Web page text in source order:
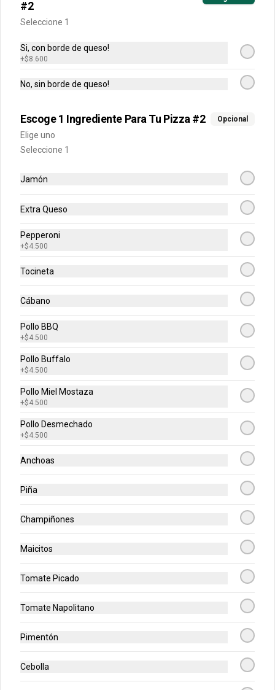
Arma tu pizza única mediana
$30.900
Arma tu pizza única grande
Acompañantes
Preparado en una base de pizza con
Pancitos De Cinnamon
#2
Seleccione 1
Si, con borde de queso!
+$8.600
No, sin borde de queso!
Escoge 1 Ingrediente Para Tu Pizza #2 Opcional
Elige uno
Seleccione 1
Jamón
Extra Queso
Pepperoni
+$4.500
Tocineta
Cábano
Pollo BBQ
+$4.500
Pollo Buffalo
+$4.500
Pollo Miel Mostaza
+$4.500
Pollo Desmechado
+$4.500
Anchoas
Piña
Champiñones
Maicitos
Tomate Picado
Tomate Napolitano
Pimentón
Cebolla